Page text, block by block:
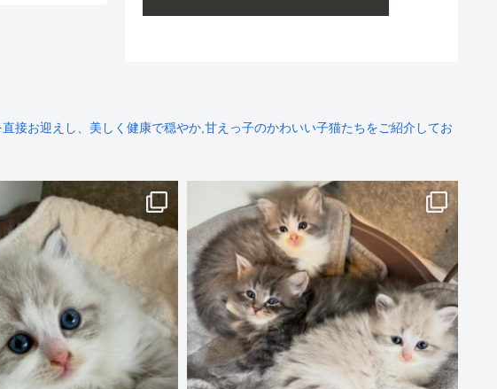
接お迎えし、美しく健康で穏やか,甘えっ子のかわいい子猫たちをご紹介してお